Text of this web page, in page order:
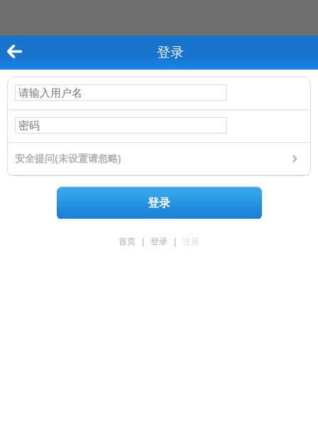
登录
安全提问(未设置请忽略)
登录
首页 登录 注册